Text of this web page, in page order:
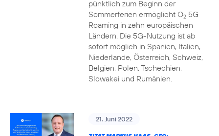
pünktlich zum Beginn der
Sommerferien ermöglicht O25G
Roaming in zehn europäischen
Ländern. Die 5G-Nutzung ist ab
sofort möglich in Spanien, Italien,
Niederlande, Österreich, Schweiz,
Belgien, Polen, Tschechien,
Slowakei und Rumänien.
21. Juni 2022